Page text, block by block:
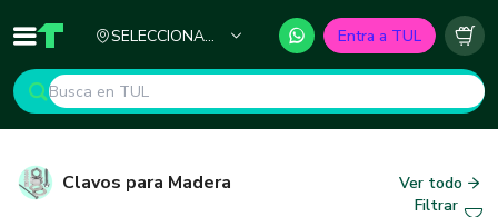
Inicio TUL - Tu Marketplace de Construcción
SELECCIONA
Entra a TUL
Clavos para Madera
Ver todo
Filtrar